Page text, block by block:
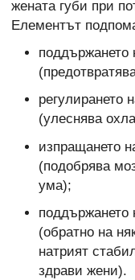
жената губи при
Елементът
поддържането
регулирането
(улеснява
изпращането
(подобрява
ума);
поддържането
(обратно на
натрият
здрави жени).